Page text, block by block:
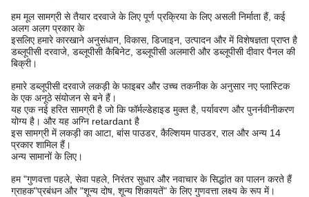
हम मूल सामग्री से तैयार दरवाजे के लिए पूर्ण प्रक्रिया के लिए असली निर्माता हैं, कई
अलग अलग प्रकार के
इसलिए हमारे कारखाने अनुसंधान, विकास, डिजाइन, उत्पादन और में विशेषज्ञता प्राप्त है
डब्लूपीसी दरवाजे, डब्लूपीसी कैबिनेट, डब्लूपीसी अलमारी और डब्लूपीसी दीवार पैनल की
बिक्री।
हमारे डब्लूपीसी दरवाजे लकड़ी के फाइबर और उच्च तकनीक के अनुसार नए प्लास्टिक
के एक अनूठे संयोजन से बने हैं।
यह एक नई हरित सामग्री है जो कि फॉर्मल्डेहाइड मुक्त है, पर्यावरण और पुनर्नवीनीकरण
योग्य है। और यह अग्नि retardant है
इस सामग्री में लकड़ी का आटा, बांस पाउडर, कैल्शियम पाउडर, राल और अन्य 14
प्रकार शामिल हैं।
अन्य सामानों के लिए।
हम "गुणवत्ता पहले, सेवा पहले, निरंतर सुधार और नवाचार के सिद्धांत का पालन करते हैं
ग्राहक"प्रबंधन और "शून्य दोष, शून्य शिकायतें" के लिए गुणवत्ता लक्ष्य के रूप में।